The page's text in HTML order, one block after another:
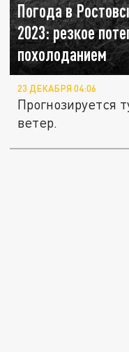
Погода в
2023: резкое
похолоданием
23 ДЕКАБРЯ 04:06
Прогнозируется
ветер.